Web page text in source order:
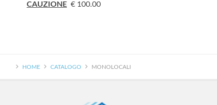
CAUZIONE € 100.00
HOME CATALOGO MONOLOCALI